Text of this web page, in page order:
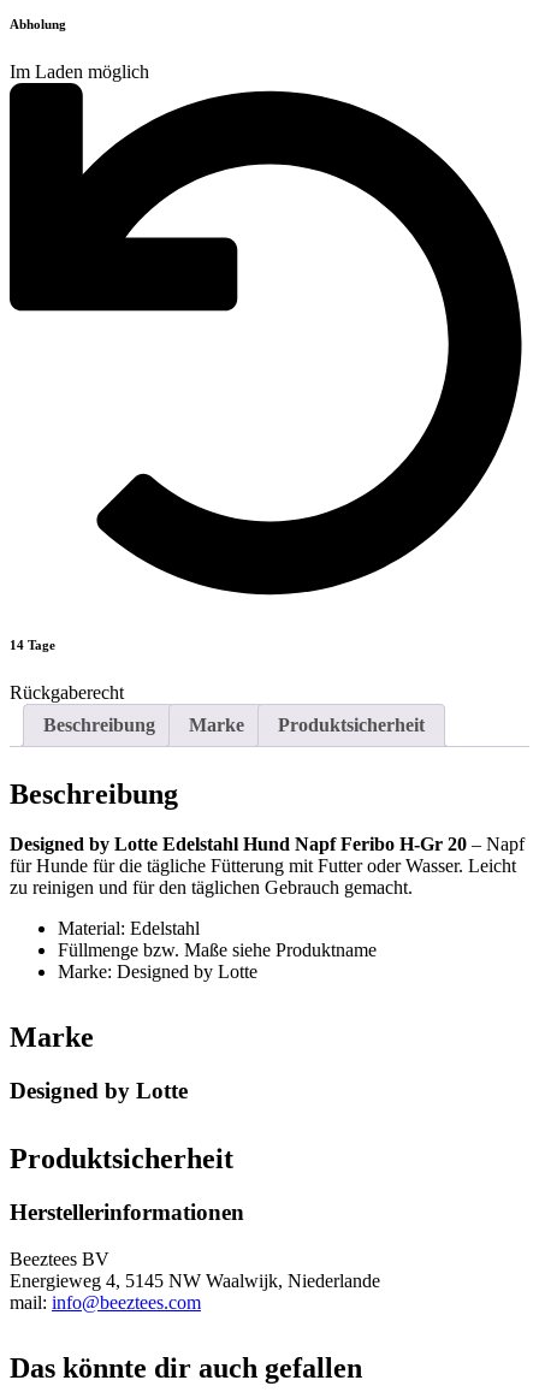
Abholung
Im Laden möglich
14 Tage
Rückgaberecht
Beschreibung
Marke Produktsicherheit
Beschreibung
Designed by Lotte Edelstahl Hund Napf Feribo H-Gr 20 – Napf
für Hunde für die tägliche Fütterung mit Futter oder Wasser. Leicht
zu reinigen und für den täglichen Gebrauch gemacht.
Material: Edelstahl
Füllmenge bzw. Maße siehe Produktname
Marke: Designed by Lotte
Marke
Designed by Lotte
Produktsicherheit
Herstellerinformationen
Beeztees BV
Energieweg 4, 5145 NW Waalwijk, Niederlande
mail: info@beeztees.com
Das könnte dir auch gefallen